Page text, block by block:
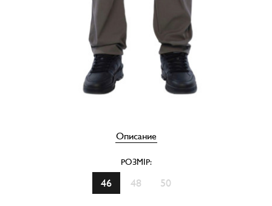
Описание
РОЗМІР:
46 48 50